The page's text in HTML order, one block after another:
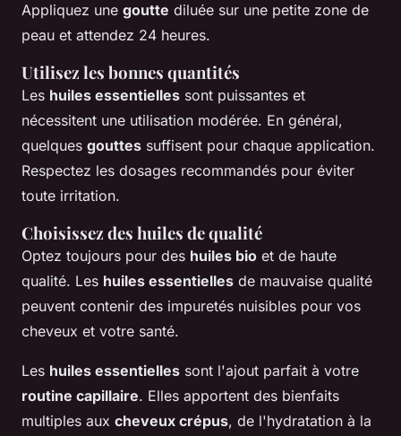
Appliquez une goutte diluée sur une petite zone de
peau et attendez 24 heures.
Utilisez les bonnes quantités
Les huiles essentielles sont puissantes et
nécessitent une utilisation modérée. En général,
quelques gouttes suffisent pour chaque application.
Respectez les dosages recommandés pour éviter
toute irritation.
Choisissez des huiles de qualité
Optez toujours pour des huiles bio et de haute
qualité. Les huiles essentielles de mauvaise qualité
peuvent contenir des impuretés nuisibles pour vos
cheveux et votre santé.
Les huiles essentielles sont l'ajout parfait à votre
routine capillaire. Elles apportent des bienfaits
multiples aux cheveux crépus, de l'hydratation à la